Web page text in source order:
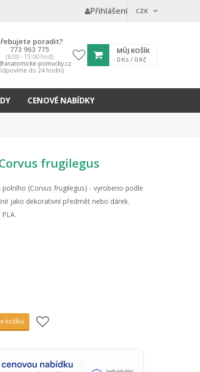
Přihlášení CZK
poradit?
773 963 775
(8:00 - 15:00 hod)
pomucky.cz
do 24 hodin)
My
wishlist
MŮJ KOŠÍK
0 Ks / 0 Kč
CENOVÉ NABÍDKY
frugilegus
(Corvus frugilegus) - vyrobeno podle
jako dekorativní předmět nebo dárek.
košíku